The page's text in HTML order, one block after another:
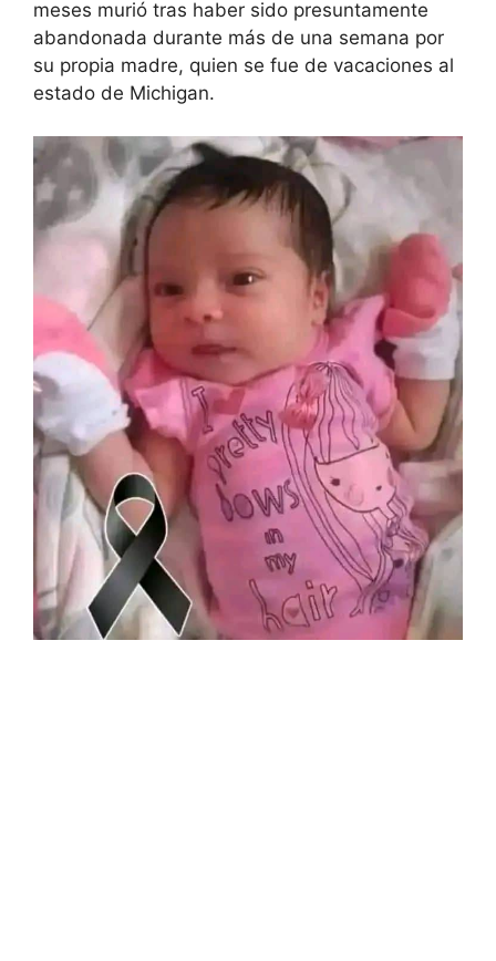
meses murió tras haber sido presuntamente
abandonada durante más de una semana por
su propia madre, quien se fue de vacaciones al
estado de Michigan.